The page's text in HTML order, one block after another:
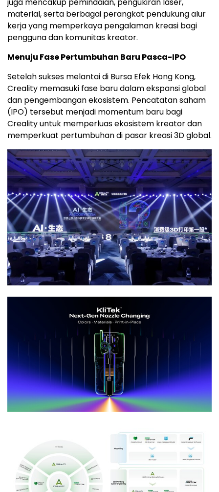
material, serta berbagai perangkat pendukung alur
kerja yang memperkaya pengalaman kreasi bagi
pengguna dan komunitas kreator.
Menuju Fase Pertumbuhan Baru Pasca-IPO
Setelah sukses melantai di Bursa Efek Hong Kong,
Creality memasuki fase baru dalam ekspansi global
dan pengembangan ekosistem. Pencatatan saham
(IPO) tersebut menjadi momentum baru bagi
Creality untuk memperluas ekosistem kreator dan
memperkuat pertumbuhan di pasar kreasi 3D global.